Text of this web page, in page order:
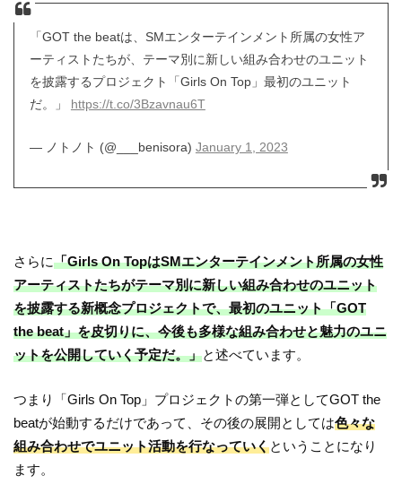
「GOT the beatは、SMエンターテインメント所属の女性ア
ーティストたちが、テーマ別に新しい組み合わせのユニット
を披露するプロジェクト「Girls On Top」最初のユニット
だ。」 https://t.co/3Bzavnau6T
— ノトノト (@___benisora) January 1, 2023
さらに「Girls On TopはSMエンターテインメント所属の女性
アーティストたちがテーマ別に新しい組み合わせのユニット
を披露する新概念プロジェクトで、最初のユニット「GOT
the beat」を皮切りに、今後も多様な組み合わせと魅力のユニ
ットを公開していく予定だ。」と述べています。
つまり「Girls On Top」プロジェクトの第一弾としてGOT the
beatが始動するだけであって、その後の展開としては色々な
組み合わせでユニット活動を行なっていくということになり
ます。